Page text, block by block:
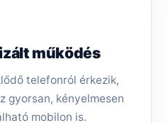
működés
telefonról érkezik,
gyorsan, kényelmesen
mobilon is.